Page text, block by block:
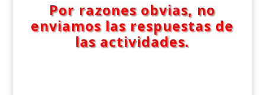
Por razones obvias, no
enviamos las respuestas de
las actividades.